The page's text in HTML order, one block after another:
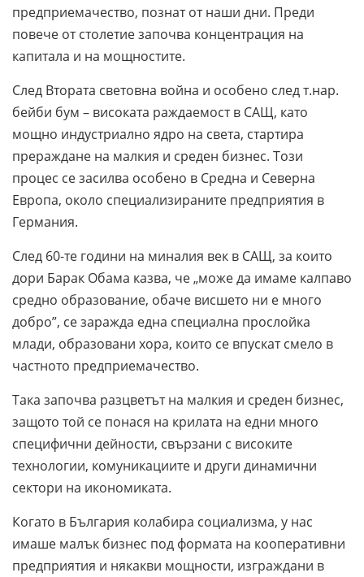
предприемачество, познат от наши дни. Преди
повече от столетие започва концентрация на
капитала и на мощностите.
След Втората световна война и особено след т.нар.
бейби бум – високата раждаемост в САЩ, като
мощно индустриално ядро на света, стартира
прераждане на малкия и среден бизнес. Този
процес се засилва особено в Средна и Северна
Европа, около специализираните предприятия в
Германия.
След 60-те години на миналия век в САЩ, за които
дори Барак Обама казва, че „може да имаме калпаво
средно образование, обаче висшето ни е много
добро”, се заражда една специална прослойка
млади, образовани хора, които се впускат смело в
частното предприемачество.
Така започва разцветът на малкия и среден бизнес,
защото той се понася на крилата на едни много
специфични дейности, свързани с високите
технологии, комуникациите и други динамични
сектори на икономиката.
Когато в България колабира социализма, у нас
имаше малък бизнес под формата на кооперативни
предприятия и някакви мощности, изграждани в